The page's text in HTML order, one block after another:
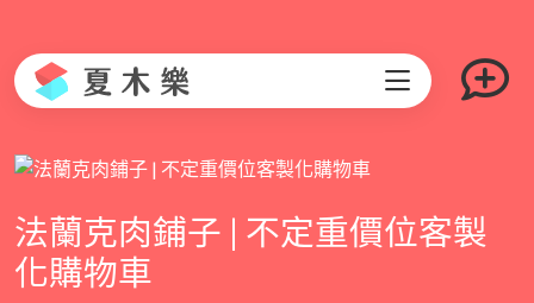
法蘭克肉鋪子 | 不定重價位客製
化購物車